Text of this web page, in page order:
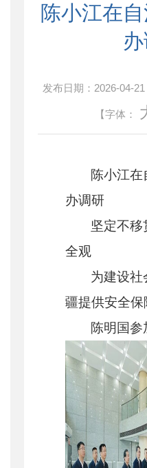
陈小江在
发布日期： 2026-04-21
【字体：
陈小江在
办调研
坚定不移
全观
为建设社
疆提供安全保
陈明国参